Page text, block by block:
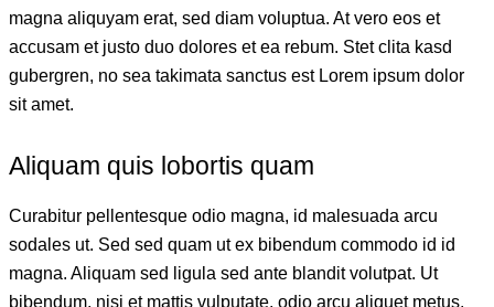
magna aliquyam erat, sed diam voluptua. At vero eos et
accusam et justo duo dolores et ea rebum. Stet clita kasd
gubergren, no sea takimata sanctus est Lorem ipsum dolor
sit amet.
Aliquam quis lobortis quam
Curabitur pellentesque odio magna, id malesuada arcu
sodales ut. Sed sed quam ut ex bibendum commodo id id
magna. Aliquam sed ligula sed ante blandit volutpat. Ut
bibendum, nisi et mattis vulputate, odio arcu aliquet metus,